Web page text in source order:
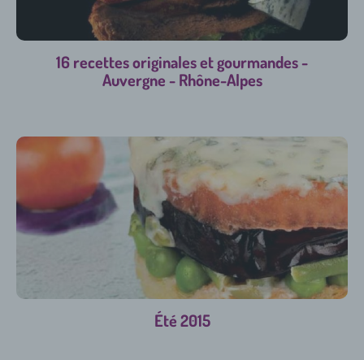
16 recettes originales et gourmandes -
Auvergne - Rhône-Alpes
Été 2015